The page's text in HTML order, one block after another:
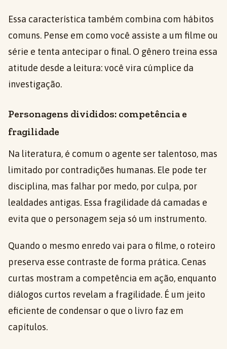
Essa característica também combina com hábitos
comuns. Pense em como você assiste a um filme ou
série e tenta antecipar o final. O gênero treina essa
atitude desde a leitura: você vira cúmplice da
investigação.
Personagens divididos: competência e
fragilidade
Na literatura, é comum o agente ser talentoso, mas
limitado por contradições humanas. Ele pode ter
disciplina, mas falhar por medo, por culpa, por
lealdades antigas. Essa fragilidade dá camadas e
evita que o personagem seja só um instrumento.
Quando o mesmo enredo vai para o filme, o roteiro
preserva esse contraste de forma prática. Cenas
curtas mostram a competência em ação, enquanto
diálogos curtos revelam a fragilidade. É um jeito
eficiente de condensar o que o livro faz em
capítulos.